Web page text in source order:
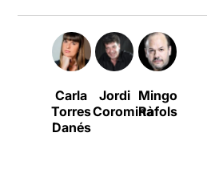
Carla
Torres
Danés
Jordi
Coromina
Mingo
Ràfols